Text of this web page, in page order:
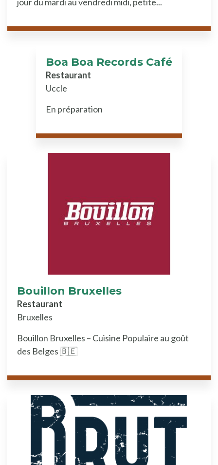
Boa Boa Records Café
Restaurant
Uccle
En préparation
Bouillon Bruxelles
Restaurant
Bruxelles
Bouillon Bruxelles – Cuisine Populaire au goût
des Belges 🇧🇪